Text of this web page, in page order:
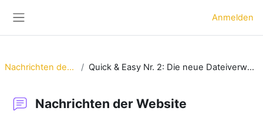
Anmelden
Nachrichten der Website Quick & Easy Nr. 2: Die neue Dateiverwaltung in Moodle 2.3
Nachrichten der Website